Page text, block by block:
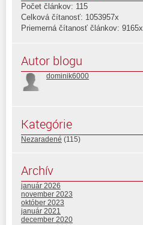
Počet článkov: 115
Celková čítanosť: 1053957x
Priemerná čítanosť článkov: 9165x
Autor blogu
dominik6000
Kategórie
Nezaradené (115)
Archív
január 2026
november 2023
október 2023
január 2021
december 2020